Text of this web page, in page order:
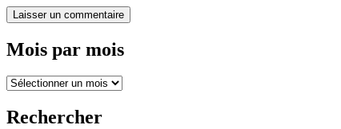
Mois par mois
Mois
mois
Rechercher